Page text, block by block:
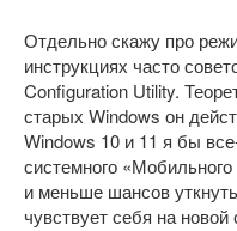
Отдельно скажу про
инструкциях часто
Configuration Utility.
старых Windows он
Windows 10 и 11 я бы
системного
и меньше шансов
чувствует себя на